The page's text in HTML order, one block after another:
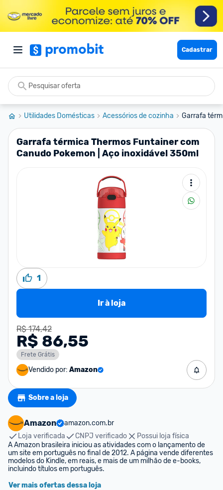
Cadastrar
Utilidades Domésticas Acessórios de cozinha Garrafa
Garrafa térmica Thermos Funtainer com
Canudo Pokemon | Aço inoxidável 350ml
1
Ir à loja
R$ 174,42
R$ 86,55
Frete Grátis
Vendido por: Amazon
Sobre a loja
Amazon
amazon.com.br
Loja verificada
CNPJ verificado
Possui loja física
A Amazon brasileira iniciou as atividades com o lançamento de
um site em português no final de 2012. A página vende diferentes
modelos do Kindle, em reais, e mais de um milhão de e-books,
incluindo títulos em português.
Ver mais ofertas dessa loja